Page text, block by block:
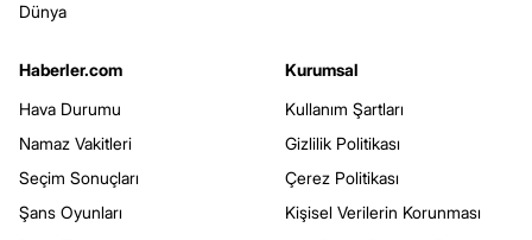
Dünya
Haberler.com
Hava Durumu
Namaz Vakitleri
Seçim Sonuçları
Şans Oyunları
Kurumsal
Kullanım Şartları
Gizlilik Politikası
Çerez Politikası
Kişisel Verilerin Korunması